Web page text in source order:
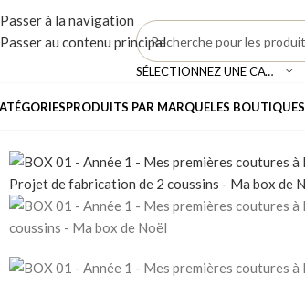
Passer à la navigation
Passer au contenu principal
SÉLECTIONNEZ UNE CATÉGORIE
PRODUITS PAR MARQUELES BOUTIQUES